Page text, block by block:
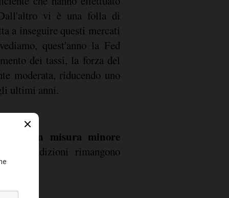
vi è una folla di
ultimi anni.
e in misura minore
le condizioni rimangono